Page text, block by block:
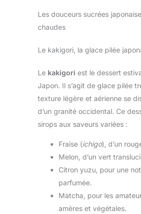
Les douceurs sucrées
chaudes
Le kakigori, la glace pilée
Le kakigori est le dessert
Japon. Il s’agit de glace pilée
texture légère et aérienne se
d’un granité occidental. Ce
sirops aux saveurs variées :
Fraise (ichigo), d’un
Melon, d’un vert
Citron yuzu, pour une
parfumée.
Matcha, pour les
amères et végétales.